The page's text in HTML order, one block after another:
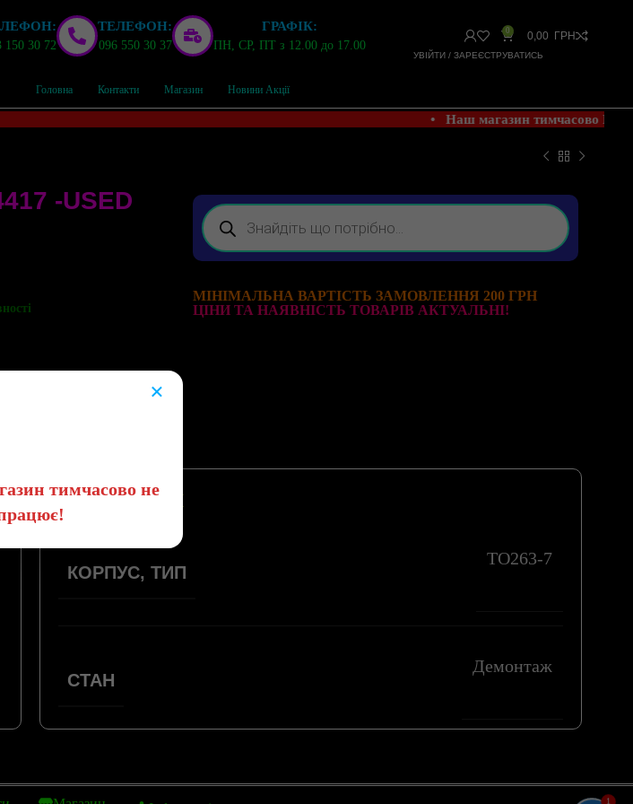
150 30 72
ТЕЛЕФОН:
096 550 30 37
ГРАФІК:
ПН, СР, ПТ з 12.00 до 17.00
УВІЙТИ / ЗАРЕЄСТРУВАТИСЬ
0 0,00 ГРН
Головна Контакти Магазин Новини Акції
• Наш магазин тимчасово
-USED
МІНІМАЛЬНА ВАРТІСТЬ ЗАМОВЛЕННЯ 200 ГРН
ЦІНИ ТА НАЯВНІСТЬ ТОВАРІВ АКТУАЛЬНІ!
ПАРАМЕТРИ
КОРПУС, ТИП
TO263-7
СТАН
Демонтаж
×
тимчасово не
1